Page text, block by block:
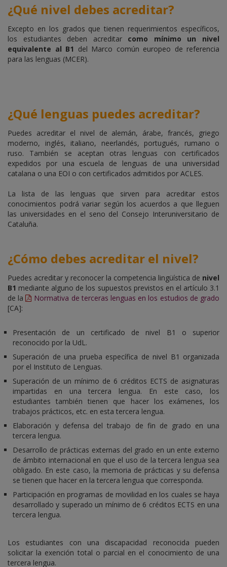
¿Qué nivel debes acreditar?
Excepto en los grados que tienen requerimientos específicos,
los estudiantes deben acreditar como mínimo un nivel
equivalente al B1 del Marco común europeo de referencia
para las lenguas (MCER).
¿Qué lenguas puedes acreditar?
Puedes acreditar el nivel de alemán, árabe, francés, griego
moderno, inglés, italiano, neerlandés, portugués, rumano o
ruso. También se aceptan otras lenguas con certificados
expedidos por una escuela de lenguas de una universidad
catalana o una EOI o con certificados admitidos por ACLES.
La lista de las lenguas que sirven para acreditar estos
conocimientos podrá variar según los acuerdos a que lleguen
las universidades en el seno del Consejo Interuniversitario de
Cataluña.
¿Cómo debes acreditar el nivel?
Puedes acreditar y reconocer la competencia lingüística de nivel
B1 mediante alguno de los supuestos previstos en el artículo 3.1
de la
Normativa de terceras lenguas en los estudios de grado
[CA]:
Presentación de un certificado de nivel B1 o superior
reconocido por la UdL.
Superación de una prueba específica de nivel B1 organizada
por el Instituto de Lenguas.
Superación de un mínimo de 6 créditos ECTS de asignaturas
impartidas en una tercera lengua. En este caso, los
estudiantes también tienen que hacer los exámenes, los
trabajos prácticos, etc. en esta tercera lengua.
Elaboración y defensa del trabajo de fin de grado en una
tercera lengua.
Desarrollo de prácticas externas del grado en un ente externo
de ámbito internacional en que el uso de la tercera lengua sea
obligado. En este caso, la memoria de prácticas y su defensa
se tienen que hacer en la tercera lengua que corresponda.
Participación en programas de movilidad en los cuales se haya
desarrollado y superado un mínimo de 6 créditos ECTS en una
tercera lengua.
Los estudiantes con una discapacidad reconocida pueden
solicitar la exención total o parcial en el conocimiento de una
tercera lengua.